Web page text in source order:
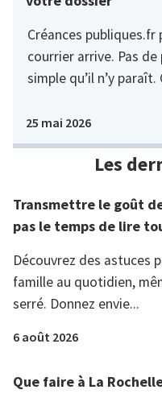
Créances
courrier arrive. Pas
simple qu’il n’y paraît.
25 mai 2026
Les
Transmettre le goût
pas le temps de lire
Découvrez des astuces
famille au quotidien,
serré. Donnez envie...
6 août 2026
Que faire à La